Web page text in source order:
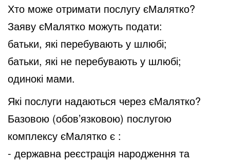
Хто може отримати послугу єМалятко?
Заяву єМалятко можуть подати:
батьки, які перебувають у шлюбі;
батьки, які не перебувають у шлюбі;
одинокі мами.
Які послуги надаються через єМалятко?
Базовою (обов’язковою) послугою
комплексу єМалятко є :
- державна реєстрація народження та